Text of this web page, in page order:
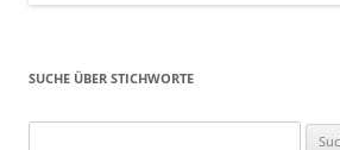
SUCHE ÜBER STICHWORTE